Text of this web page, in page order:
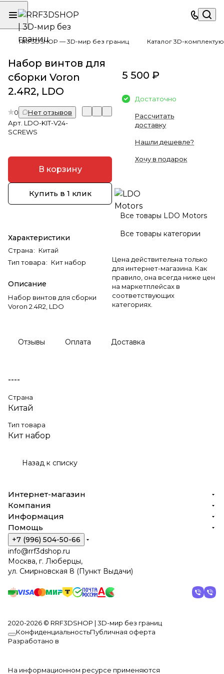
RRF3DSHOP — 3D-мир без границ Каталог 3D-
Набор винтов для
сборки Voron
2.4R2, LDO
0
Нет отзывов
Арт. LDO-KIT-V24-
SCREWS
В корзину
Купить в 1 клик
Характеристики
Страна: Китай
Тип товара: Кит набор
Описание
Набор винтов для сборки
Voron 2.4R2, LDO
5 500 ₽
Достаточно
Рассчитать
доставку
Нашли дешевле?
Хочу в подарок
Все товары LDO Motors
Все товары категории
Цена действительна только
для интернет-магазина. Как
правило, она всегда ниже цен
на маркетплейсах в
соответствующих
категориях.
Отзывы Оплата Доставка
----
Страна
Китай
Тип товара
Кит набор
Назад к списку
Интернет-магазин
Компания
Информация
Помощь
+7 (996) 504-50-66
info@rrf3dshop.ru
Москва, г. Люберцы,
ул. Смирновская 8 (Пункт Выдачи)
2020-2026 © RRF3DSHOP | 3D-мир без границ
КонфиденциальностьПубличная оферта
Разработано в
На информационном ресурсе применяются